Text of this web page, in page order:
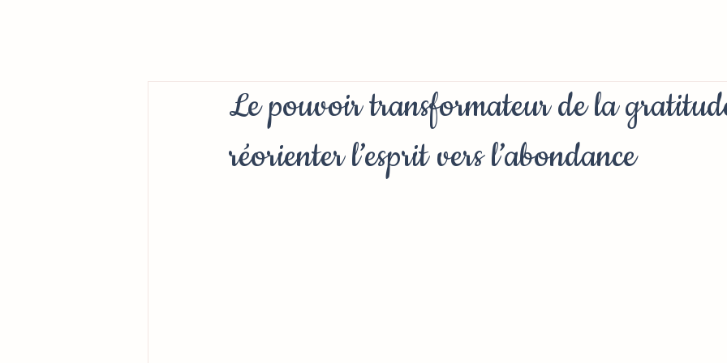
Le pouvoir transformateur de la
réorienter l’esprit vers l’abondance